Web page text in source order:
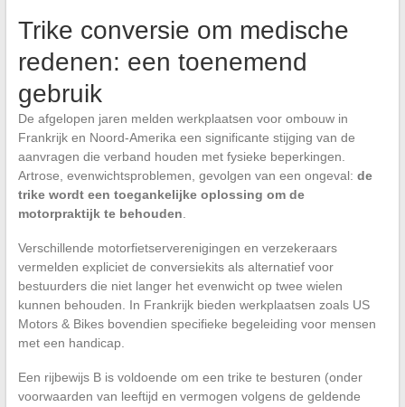
Trike conversie om medische
redenen: een toenemend
gebruik
De afgelopen jaren melden werkplaatsen voor ombouw in
Frankrijk en Noord-Amerika een significante stijging van de
aanvragen die verband houden met fysieke beperkingen.
Artrose, evenwichtsproblemen, gevolgen van een ongeval: de
trike wordt een toegankelijke oplossing om de
motorpraktijk te behouden.
Verschillende motorfietserverenigingen en verzekeraars
vermelden expliciet de conversiekits als alternatief voor
bestuurders die niet langer het evenwicht op twee wielen
kunnen behouden. In Frankrijk bieden werkplaatsen zoals US
Motors & Bikes bovendien specifieke begeleiding voor mensen
met een handicap.
Een rijbewijs B is voldoende om een trike te besturen (onder
voorwaarden van leeftijd en vermogen volgens de geldende